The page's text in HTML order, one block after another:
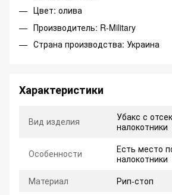
Цвет: олива
Производитель: R-Military
Страна производства: Украина
Характеристики
Вид изделия
Убакс с
налокотники
Особенности
Есть место
налокотники
Материал
Рип-стоп